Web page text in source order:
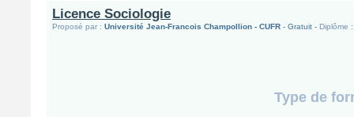
Licence Sociologie
Proposé par : Université Jean-Francois Champollion - CUFR - Gratuit - Diplôme :
Type de